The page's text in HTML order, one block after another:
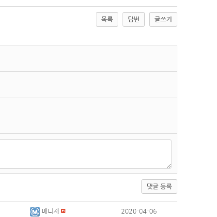
목록 답변 글쓰기
댓글 등록
매니저 2020-04-06